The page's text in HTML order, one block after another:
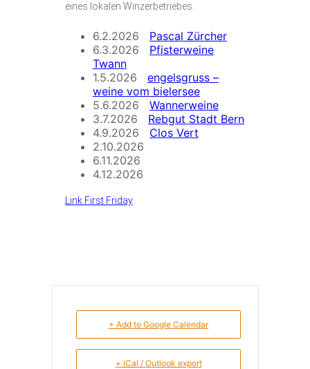
eines lokalen Winzerbetriebes.
6.2.2026 Pascal Zürcher
6.3.2026 Pfisterweine
Twann
1.5.2026 engelsgruss –
weine vom bielersee
5.6.2026 Wannerweine
3.7.2026 Rebgut Stadt Bern
4.9.2026 Clos Vert
2.10.2026
6.11.2026
4.12.2026
Link First Friday
+ Add to Google Calendar
+ iCal / Outlook export